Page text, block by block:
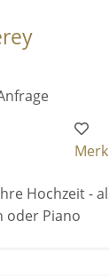
Hochzeit -
oder Piano